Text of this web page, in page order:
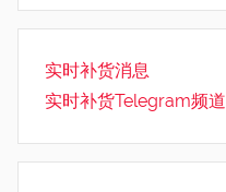
实时补货消息
实时补货Telegram频道